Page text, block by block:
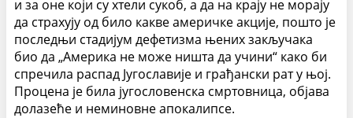
и за оне који су хтели сукоб, а да на крају не морају
да страхују од било какве америчке акци­је, пошто је
последњи стадијум дефетизма њених закључака
био да „Америка не може ништа да учини“ како би
спречила распад Југославије и грађански рат у њој.
Процена је била југословенска смртовница, објава
долазеће и неминовне апокалипсе.